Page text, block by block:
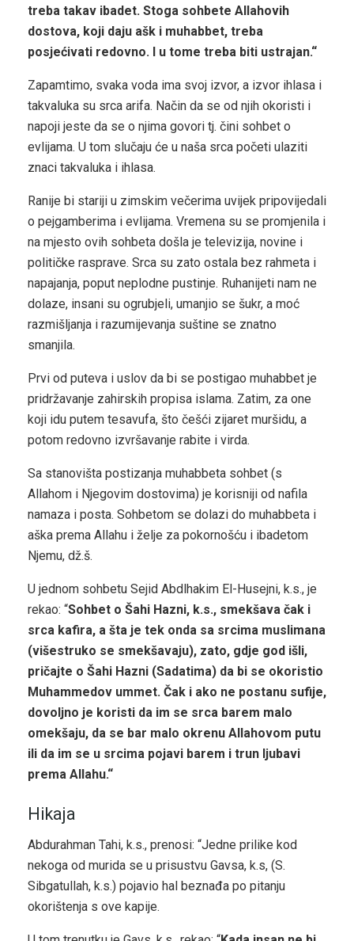
treba takav ibadet. Stoga sohbete Allahovih
dostova, koji daju ašk i muhabbet, treba
posjećivati redovno. I u tome treba biti ustrajan.“
Zapamtimo, svaka voda ima svoj izvor, a izvor ihlasa i
takvaluka su srca arifa. Način da se od njih okoristi i
napoji jeste da se o njima govori tj. čini sohbet o
evlijama. U tom slučaju će u naša srca početi ulaziti
znaci takvaluka i ihlasa.
Ranije bi stariji u zimskim večerima uvijek pripovijedali
o pejgamberima i evlijama. Vremena su se promjenila i
na mjesto ovih sohbeta došla je televizija, novine i
političke rasprave. Srca su zato ostala bez rahmeta i
napajanja, poput neplodne pustinje. Ruhanijeti nam ne
dolaze, insani su ogrubjeli, umanjio se šukr, a moć
razmišljanja i razumijevanja suštine se znatno
smanjila.
Prvi od puteva i uslov da bi se postigao muhabbet je
pridržavanje zahirskih propisa islama. Zatim, za one
koji idu putem tesavufa, što češći zijaret muršidu, a
potom redovno izvršavanje rabite i virda.
Sa stanovišta postizanja muhabbeta sohbet (s
Allahom i Njegovim dostovima) je korisniji od nafila
namaza i posta. Sohbetom se dolazi do muhabbeta i
aška prema Allahu i želje za pokornošću i ibadetom
Njemu, dž.š.
U jednom sohbetu Sejid Abdlhakim El-Husejni, k.s., je
rekao: “Sohbet o Šahi Hazni, k.s., smekšava čak i
srca kafira, a šta je tek onda sa srcima muslimana
(višestruko se smekšavaju), zato, gdje god išli,
pričajte o Šahi Hazni (Sadatima) da bi se okoristio
Muhammedov ummet. Čak i ako ne postanu sufije,
dovoljno je koristi da im se srca barem malo
omekšaju, da se bar malo okrenu Allahovom putu
ili da im se u srcima pojavi barem i trun ljubavi
prema Allahu.“
Hikaja
Abdurahman Tahi, k.s., prenosi: “Jedne prilike kod
nekoga od murida se u prisustvu Gavsa, k.s, (S.
Sibgatullah, k.s.) pojavio hal beznađa po pitanju
okorištenja s ove kapije.